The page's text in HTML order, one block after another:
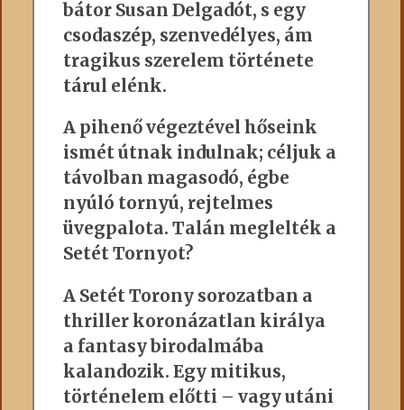
bátor Susan Delgadót, s egy
csodaszép, szenvedélyes, ám
tragikus szerelem története
tárul elénk.
A pihenő végeztével hőseink
ismét útnak indulnak; céljuk a
távolban magasodó, égbe
nyúló tornyú, rejtelmes
üvegpalota. Talán meglelték a
Setét Tornyot?
A Setét Torony sorozatban a
thriller koronázatlan királya
a fantasy birodalmába
kalandozik. Egy mitikus,
történelem előtti – vagy utáni